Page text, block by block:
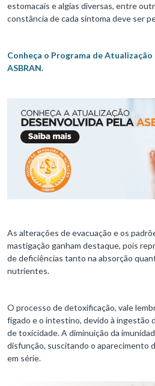
estomacais e algias diversas, entre
constância de cada sintoma deve ser
Conheça o Programa de
ASBRAN.
As alterações de evacuação e os
mastigação ganham destaque, pois
de deficiências tanto na absorção
nutrientes.
O processo de detoxificação, vale
fígado e o intestino, devido à ingestão
de toxicidade. A diminuição da
disfunção, suscitando o aparecimento
em série.